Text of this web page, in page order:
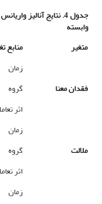
جدول 4. نتایج آنالیز
وابسته
متغیر
منابع
فقدان معنا
زمان
گروه
اثر
ملالت
زمان
گروه
اثر
زمان